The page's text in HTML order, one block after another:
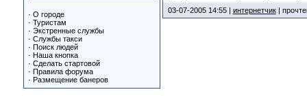
· О городе
· Туристам
· Экстренные службы
· Службы такси
· Поиск людей
· Наша кнопка
· Сделать стартовой
· Правила форума
· Размещение банеров
03-07-2005 14:55 | интернетчик|